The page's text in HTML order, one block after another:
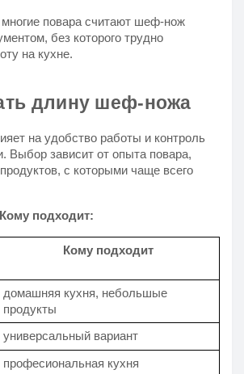
повара считают шеф-нож
без которого трудно
на кухне.
длину шеф-ножа
на удобство работы и контроль
Выбор зависит от опыта повара,
с которыми чаще всего
подходит:
Кому подходит
домашняя кухня, небольшые
продукты
универсальный вариант
професиональная кухня